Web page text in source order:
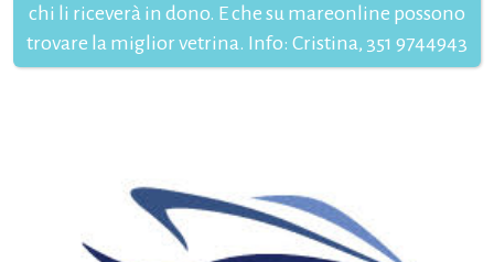
chi li riceverà in dono. E che su mareonline possono
trovare la miglior vetrina. Info: Cristina, 351 9744943